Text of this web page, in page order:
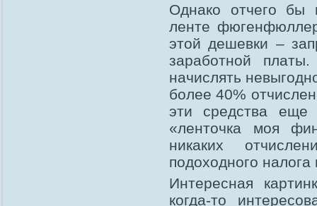
Однако отчего бы
ленте
этой дешевки –
заработной
начислять
более 40%
эти средства
«ленточка моя
никаких
подоходного
Интересная
когда-то